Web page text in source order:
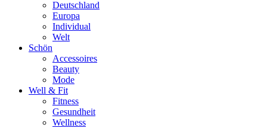
Deutschland
Europa
Individual
Welt
Schön
Accessoires
Beauty
Mode
Well & Fit
Fitness
Gesundheit
Wellness